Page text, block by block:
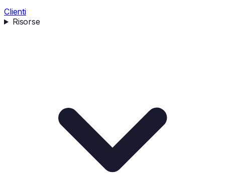
Clienti
Risorse